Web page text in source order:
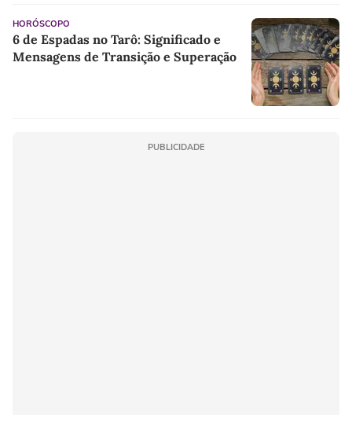
HORÓSCOPO
6 de Espadas no Tarô: Significado e
Mensagens de Transição e Superação
PUBLICIDADE